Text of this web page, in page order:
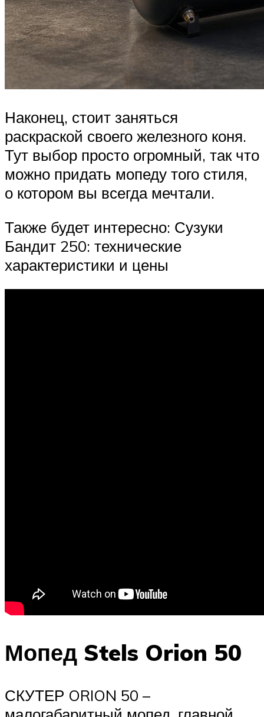
Наконец, стоит заняться
раскраской своего железного коня.
Тут выбор просто огромный, так что
можно придать мопеду того стиля,
о котором вы всегда мечтали.
Также будет интересно: Сузуки
Бандит 250: технические
характеристики и цены
Мопед Stels Orion 50
СКУТЕР ORION 50 –